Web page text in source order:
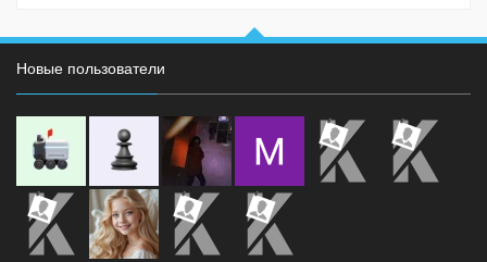
Новые пользователи